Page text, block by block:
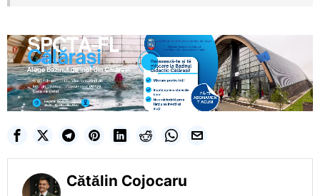
Cătălin Cojocaru